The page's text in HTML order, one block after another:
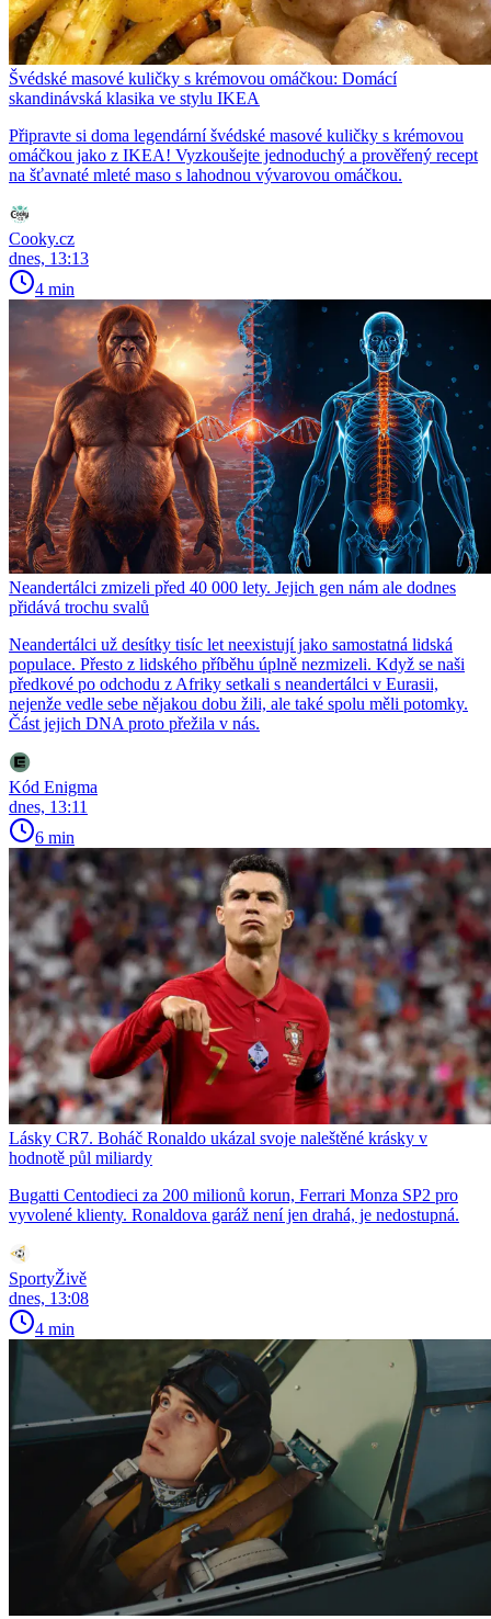
Švédské masové kuličky s krémovou omáčkou: Domácí
skandinávská klasika ve stylu IKEA
Připravte si doma legendární švédské masové kuličky s krémovou
omáčkou jako z IKEA! Vyzkoušejte jednoduchý a prověřený recept
na šťavnaté mleté maso s lahodnou vývarovou omáčkou.
Cooky.cz
dnes, 13:13
4 min
Neandertálci zmizeli před 40 000 lety. Jejich gen nám ale dodnes
přidává trochu svalů
Neandertálci už desítky tisíc let neexistují jako samostatná lidská
populace. Přesto z lidského příběhu úplně nezmizeli. Když se naši
předkové po odchodu z Afriky setkali s neandertálci v Eurasii,
nejenže vedle sebe nějakou dobu žili, ale také spolu měli potomky.
Část jejich DNA proto přežila v nás.
Kód Enigma
dnes, 13:11
6 min
Lásky CR7. Boháč Ronaldo ukázal svoje naleštěné krásky v
hodnotě půl miliardy
Bugatti Centodieci za 200 milionů korun, Ferrari Monza SP2 pro
vyvolené klienty. Ronaldova garáž není jen drahá, je nedostupná.
SportyŽivě
dnes, 13:08
4 min